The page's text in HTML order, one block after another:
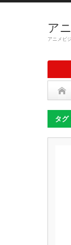
ア
アニメビ
タグ